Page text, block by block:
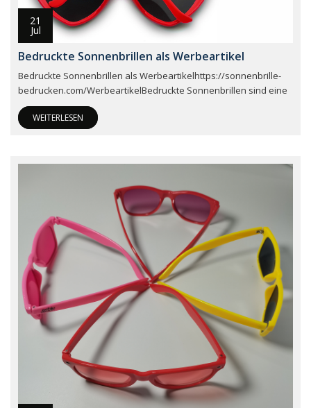
21
Jul
Bedruckte Sonnenbrillen als Werbeartikel
Bedruckte Sonnenbrillen als Werbeartikelhttps://sonnenbrille-
bedrucken.com/WerbeartikelBedruckte Sonnenbrillen sind eine
WEITERLESEN